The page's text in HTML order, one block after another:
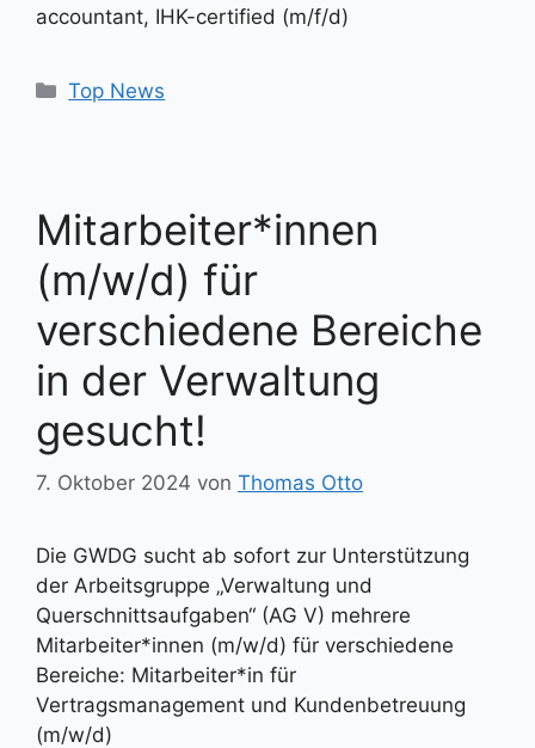
accountant, IHK-certified (m/f/d)
Kategorien
Top News
Mitarbeiter*innen
(m/w/d) für
verschiedene Bereiche
in der Verwaltung
gesucht!
7. Oktober 2024 von Thomas Otto
Die GWDG sucht ab sofort zur Unterstützung
der Arbeitsgruppe „Verwaltung und
Querschnittsaufgaben“ (AG V) mehrere
Mitarbeiter*innen (m/w/d) für verschiedene
Bereiche: Mitarbeiter*in für
Vertragsmanagement und Kundenbetreuung
(m/w/d)